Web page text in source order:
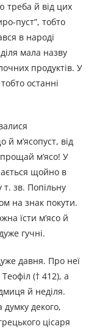
треба й від цих
пуст”, тобто
в народі
мала назву
продуктів. У
останні
м’ясопуст, від
прощай м’ясо! У
щойно в
зв. Попільну
на знак покути.
їсти м’ясо й
гучні.
давня. Про неї
(† 412), а
й неділя.
декого,
цісаря